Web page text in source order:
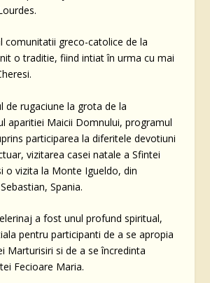
comunitatii greco-catolice de la
o traditie, fiind intiat în urma cu mai
de rugaciune la grota de la
aparitiei Maicii Domnului, programul
participarea la diferitele devotiuni
vizitarea casei natale a Sfintei
o vizita la Monte Igueldo, din
Spania.
a fost unul profund spiritual,
pentru participanti de a se apropia
Marturisiri si de a se încredinta
Fecioare Maria.